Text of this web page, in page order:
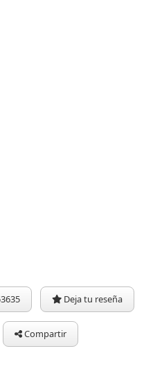
Deja tu reseña
Compartir